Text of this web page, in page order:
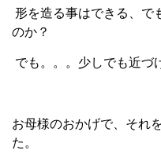
形を造る事はできる、で
のか？
でも。。。少しでも近づ
お母様のおかげで、それ
た。